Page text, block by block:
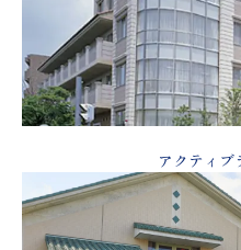
アクティブ